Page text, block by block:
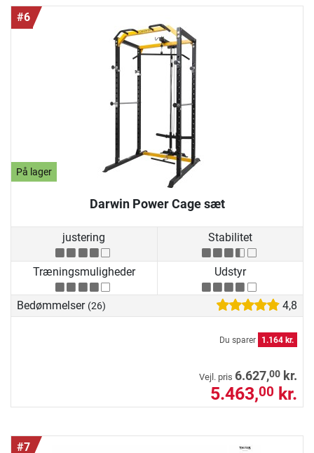
#6
På lager
Darwin Power Cage sæt
justering Stabilitet
Træningsmuligheder Udstyr
Bedømmelser (26) 4,8
Du sparer 1.164 kr.
Vejl. pris 6.627,00 kr.
5.463,00 kr.
#7